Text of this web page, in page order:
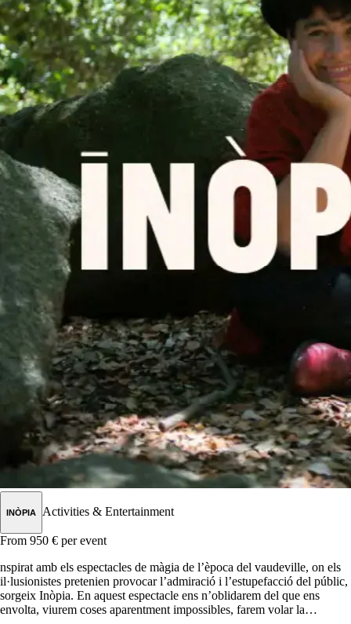
INÒPIA Activities & Entertainment
From 950 € per event
nspirat amb els espectacles de màgia de l’època del vaudeville, on els
il·lusionistes pretenien provocar l’admiració i l’estupefacció del públic,
sorgeix Inòpia. En aquest espectacle ens n’oblidarem del que ens
envolta, viurem coses aparentment impossibles, farem volar la